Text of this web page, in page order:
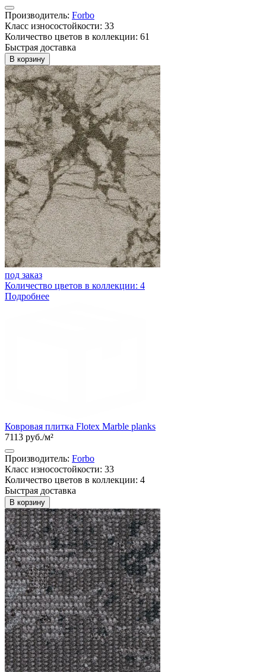
Производитель: Forbo
Класс износостойкости: 33
Количество цветов в коллекции: 61
Быстрая доставка
В корзину
под заказ
Количество цветов в коллекции: 4
Подробнее
Ковровая плитка Flotex Marble planks
7113 руб./м²
Производитель: Forbo
Класс износостойкости: 33
Количество цветов в коллекции: 4
Быстрая доставка
В корзину